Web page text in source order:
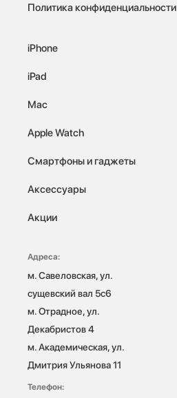
Политика конфиденциальности
iPhone
iPad
Mac
Apple Watch
Смартфоны и гаджеты
Аксессуары
Акции
Адреса:
м. Савеловская, ул.
сущевский вал 5с6
м. Отрадное, ул.
Декабристов 4
м. Академическая, ул.
Дмитрия Ульянова 11
Телефон: